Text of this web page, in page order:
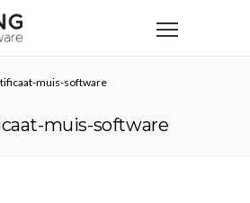
muis-software
muis-software